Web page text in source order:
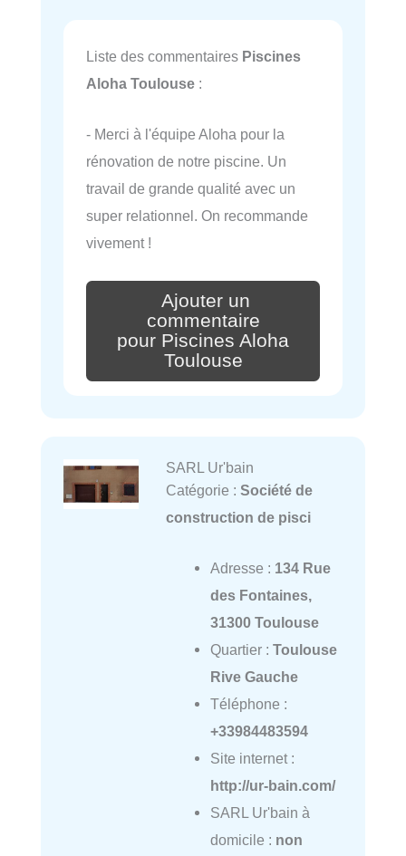
Liste des commentaires Piscines
Aloha Toulouse :
- Merci à l'équipe Aloha pour la
rénovation de notre piscine. Un
travail de grande qualité avec un
super relationnel. On recommande
vivement !
Ajouter un
commentaire
pour Piscines Aloha
Toulouse
SARL Ur'bain
Catégorie : Société de
construction de pisci
Adresse : 134 Rue
des Fontaines,
31300 Toulouse
Quartier : Toulouse
Rive Gauche
Téléphone :
+33984483594
Site internet :
http://ur-bain.com/
SARL Ur'bain à
domicile : non